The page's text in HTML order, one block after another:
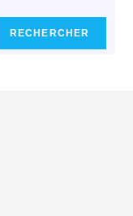
RECHERCHER